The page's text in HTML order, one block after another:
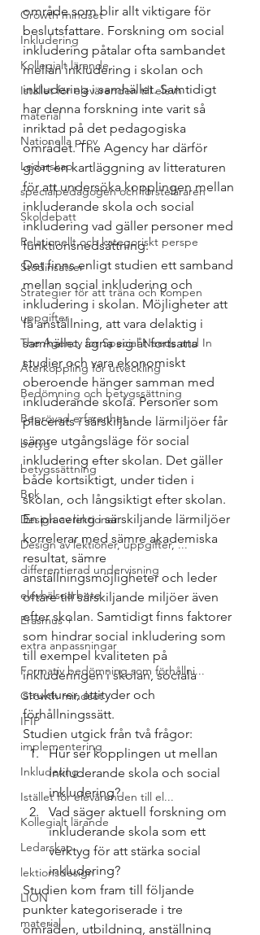
Growth mindset
Inkludering
Kollegialt lärande
Istället för elevärenden till elevh
material
Nationella prov
Ledarskap
specialpedagogen och försteläraren
Skoldebatt
Relationellt och kategoriskt perspe
Stödinsatser
Strategier för att träna och kompen
uppgifter
The Agency for Special Needs and In
Återkoppling för utveckling
Bedömning och betygssättning
Beprövad erfarenhet
betyg
betygssättning
Bok
Design av lektioner
Design av lektioner, uppgifter, ...
differentierad undervisning
elevhälsoarbete
Erasmus +
extra anpassningar
Formativ bedömning som förhållni...
Growth mindset
IFIP
implementering
Inkludering
Istället för elevärenden till el...
Kollegialt lärande
Ledarskap
lektionsdesign
LION
material
område som blir allt viktigare för
beslutsfattare. Forskning om social
inkludering påtalar ofta sambandet
mellan inkludering i skolan och
inkludering i samhället. Samtidigt
har denna forskning inte varit så
inriktad på det pedagogiska
området. The Agency har därför
gjort en kartläggning av litteraturen
för att undersöka kopplingen mellan
inkluderande skola och social
inkludering vad gäller personer med
funktionsnedsättning.
Det finns enligt studien ett samband
mellan social inkludering och
inkludering i skolan. Möjligheter att
få anställning, att vara delaktig i
samhället, ägna sig åt fortsatta
studier och vara ekonomiskt
oberoende hänger samman med
inkluderande skola. Personer som
placerats i särskiljande lärmiljöer får
sämre utgångsläge för social
inkludering efter skolan. Det gäller
både kortsiktigt, under tiden i
skolan, och långsiktigt efter skolan.
En placering i särskiljande lärmiljöer
korrelerar med sämre akademiska
resultat, sämre
anställningsmöjligheter och leder
oftare till särskiljande miljöer även
efter skolan. Samtidigt finns faktorer
som hindrar social inkludering som
till exempel kvaliteten på
inkluderingen i skolan, sociala
strukturer, attityder och
förhållningssätt.
Studien utgick från två frågor:
Hur ser kopplingen ut mellan
inkluderande skola och social
inkludering?
Vad säger aktuell forskning om
inkluderande skola som ett
verktyg för att stärka social
inkludering?
Studien kom fram till följande
punkter kategoriserade i tre
områden, utbildning, anställning